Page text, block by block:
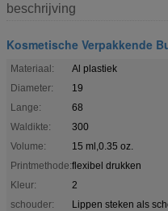
beschrijving
Kosmetische Verpakkende
Materiaal:
Al plastiek
Diameter:
19
Lange:
68
Waldikte:
300
Volume:
15 ml,0.35 oz.
Printmethode:flexibel drukken
Kleur:
2
schouder:
Lippen steken als